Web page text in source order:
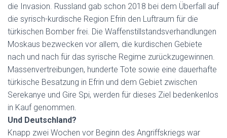
die Invasion. Russland gab schon 2018 bei dem Überfall auf
die syrisch-kurdische Region Efrin den Luftraum für die
türkischen Bomber frei. Die Waffenstillstandsverhandlungen
Moskaus bezwecken vor allem, die kurdischen Gebiete
nach und nach für das syrische Regime zurückzugewinnen.
Massenvertreibungen, hunderte Tote sowie eine dauerhafte
türkische Besatzung in Efrin und dem Gebiet zwischen
Serekanye und Gire Spi, werden für dieses Ziel bedenkenlos
in Kauf genommen.
Und Deutschland?
Knapp zwei Wochen vor Beginn des Angriffskriegs war